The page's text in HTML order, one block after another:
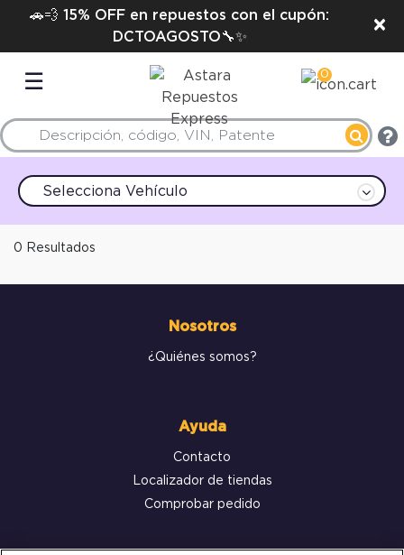
🚗💨 15% OFF en repuestos con el cupón:
DCTOAGOSTO🔧✨
×
☰ 0
Selecciona Vehículo
0 Resultados
Nosotros
¿Quiénes somos?
Ayuda
Contacto
Localizador de tiendas
Comprobar pedido